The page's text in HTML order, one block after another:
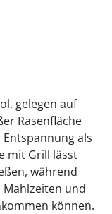
gelegen auf
Rasenfläche
als
mit Grill lässt
während
Mahlzeiten und
können.